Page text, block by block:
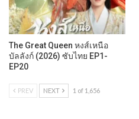
The Great Queen หงส์เหนือ
บัลลังก์ (2026) ซับไทย EP1-
EP20
PREV NEXT 1 of 1,656